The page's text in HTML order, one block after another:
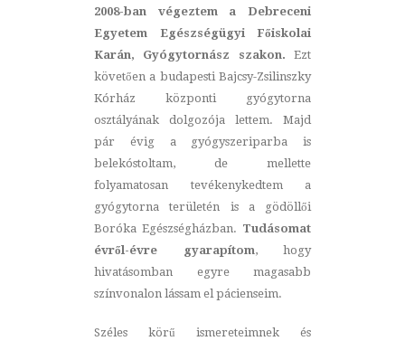
2008-ban végeztem a Debreceni
Egyetem Egészségügyi Főiskolai
Karán, Gyógytornász szakon. Ezt
követően a budapesti Bajcsy-Zsilinszky
Kórház központi gyógytorna
osztályának dolgozója lettem. Majd
pár évig a gyógyszeriparba is
belekóstoltam, de mellette
folyamatosan tevékenykedtem a
gyógytorna területén is a gödöllői
Boróka Egészségházban. Tudásomat
évről-évre gyarapítom, hogy
hivatásomban egyre magasabb
színvonalon lássam el pácienseim.
Széles körű ismereteimnek és